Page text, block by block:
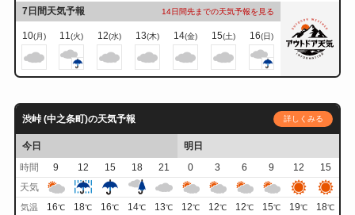
7日間天気予報 14日間先までの天気予報を見る
10(月) 11(火) 12(水) 13(木) 14(金) 15(土) 16(日)
渋峠 (中之条町)の天気予報 詳しくみる
今日
明日
時間
9 12 15 18 21 0 3 6 9 12
15
天気
気温 16℃ 18℃ 16℃ 14℃ 13℃ 12℃ 12℃ 12℃ 15℃ 19℃ 18℃